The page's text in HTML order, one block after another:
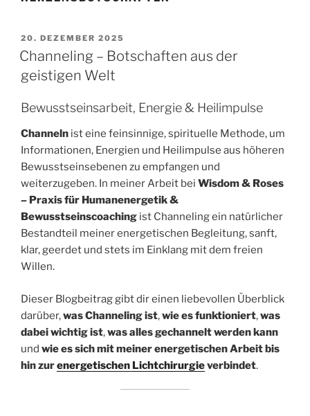
VERÖFFENTLICHT
AM
20. DEZEMBER 2025
Channeling – Botschaften aus der
geistigen Welt
Bewusstseinsarbeit, Energie & Heilimpulse
Channeln ist eine feinsinnige, spirituelle Methode, um
Informationen, Energien und Heilimpulse aus höheren
Bewusstseinsebenen zu empfangen und
weiterzugeben. In meiner Arbeit bei Wisdom & Roses
– Praxis für Humanenergetik &
Bewusstseinscoaching ist Channeling ein natürlicher
Bestandteil meiner energetischen Begleitung, sanft,
klar, geerdet und stets im Einklang mit dem freien
Willen.
Dieser Blogbeitrag gibt dir einen liebevollen Überblick
darüber,was Channeling ist,wie es funktioniert,was
dabei wichtig ist,was alles gechannelt werden kann
und wie es sich mit meiner energetischen Arbeit bis
hin zurenergetischen Lichtchirurgieverbindet.